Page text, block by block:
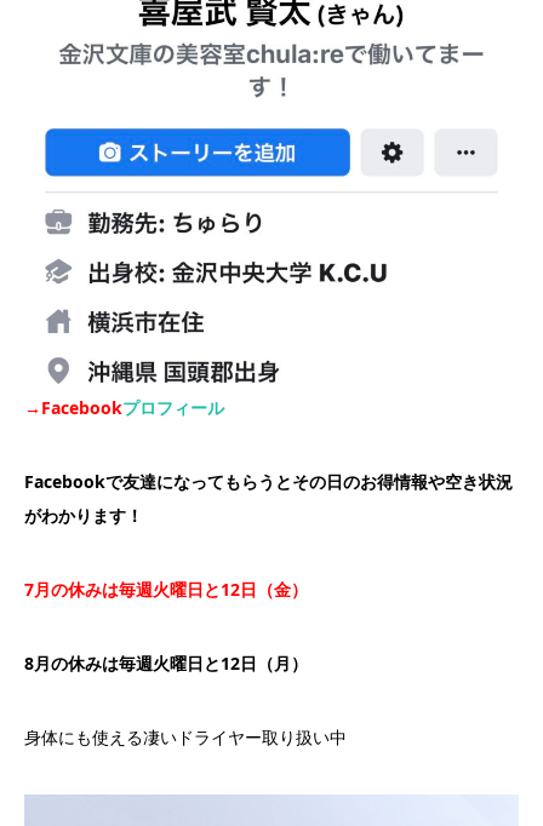
→Facebookプロフィール
Facebookで友達になってもらうとその日のお得情報や空き状況
がわかります！
7月の休みは毎週火曜日と12日（金）
8月の休みは毎週火曜日と12日（月）
身体にも使える凄いドライヤー取り扱い中